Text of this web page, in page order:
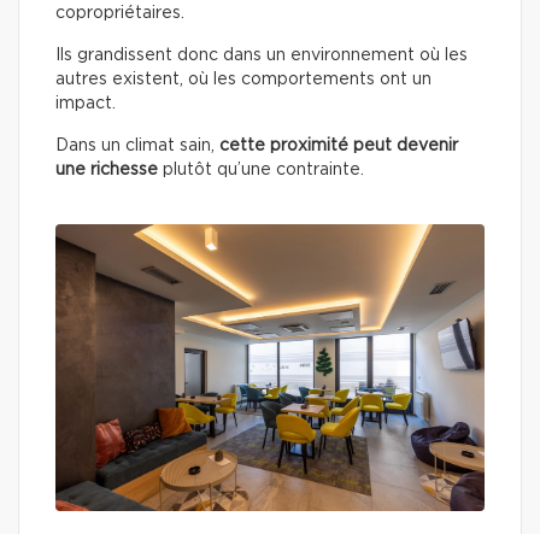
copropriétaires.
Ils grandissent donc dans un environnement où les
autres existent, où les comportements ont un
impact.
Dans un climat sain, cette proximité peut devenir
une richesse plutôt qu’une contrainte.